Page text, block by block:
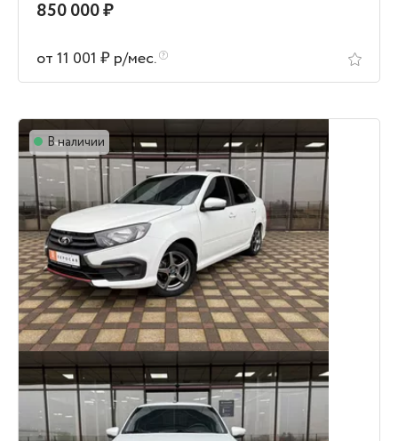
850 000 ₽
от 11 001 ₽ р/мес.
В наличии